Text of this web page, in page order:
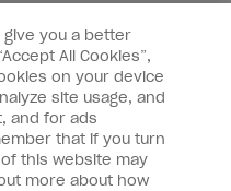
you a better
All Cookies”,
on your device
site usage, and
and for ads
that if you turn
this website may
more about how